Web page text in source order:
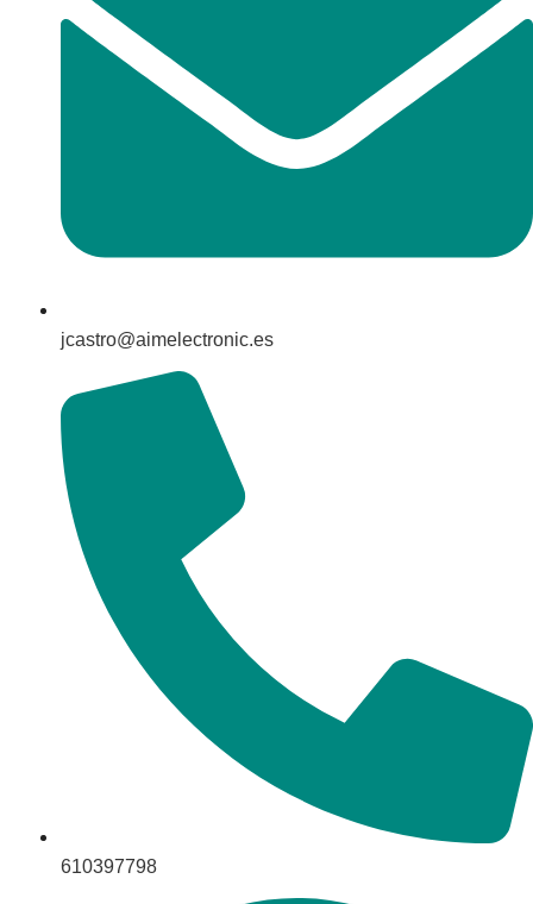
jcastro@aimelectronic.es
610397798